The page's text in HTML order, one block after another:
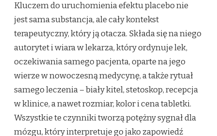
Kluczem do uruchomienia efektu placebo nie
jest sama substancja, ale cały kontekst
terapeutyczny, który ją otacza. Składa się na niego
autorytet i wiara w lekarza, który ordynuje lek,
oczekiwania samego pacjenta, oparte na jego
wierze w nowoczesną medycynę, a także rytuał
samego leczenia – biały kitel, stetoskop, recepcja
w klinice, a nawet rozmiar, kolor i cena tabletki.
Wszystkie te czynniki tworzą potężny sygnał dla
mózgu, który interpretuje go jako zapowiedź